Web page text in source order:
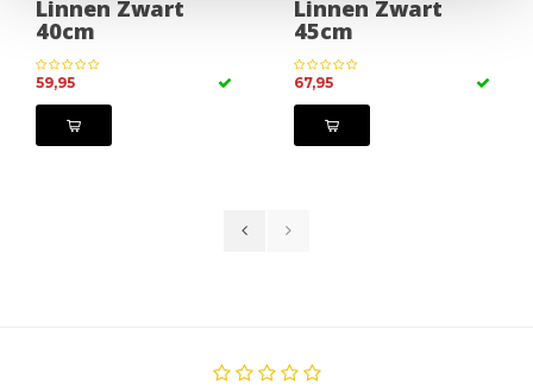
Linnen Zwart
40cm
59,95
Linnen Zwart
45cm
67,95